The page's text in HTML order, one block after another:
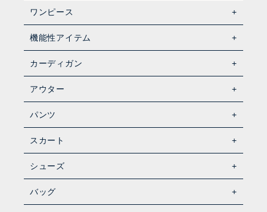
ワンピース
機能性アイテム
カーディガン
アウター
パンツ
スカート
シューズ
バッグ